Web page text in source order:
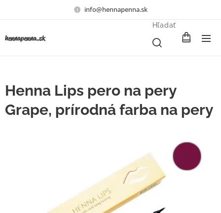
info@hennapenna.sk
hennapenna.sk
Hľadať
Henna Lips pero na pery
Grape, prírodná farba na pery